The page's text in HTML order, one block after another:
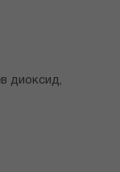
диоксид,